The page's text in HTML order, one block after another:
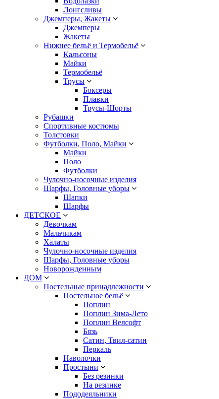
Лонгсливы
Джемперы, Жакеты
Джемперы
Жакеты
Нижнее бельё и Термобельё
Кальсоны
Майки
Термобельё
Трусы
Боксеры
Плавки
Трусы-Шорты
Рубашки
Спортивные костюмы
Толстовки
Футболки, Поло, Майки
Майки
Поло
Футболки
Чулочно-носочные изделия
Шарфы, Головные уборы
Шапки
Шарфы
ДЕТСКОЕ
Девочкам
Мальчикам
Халаты
Чулочно-носочные изделия
Шарфы, Головные уборы
Новорожденным
ДОМ
Постельные принадлежности
Постельное бельё
Поплин
Поплин Зима-Лето
Поплин Велсофт
Бязь
Сатин, Твил-сатин
Перкаль
Наволочки
Простыни
Без резинки
На резинке
Пододеяльники